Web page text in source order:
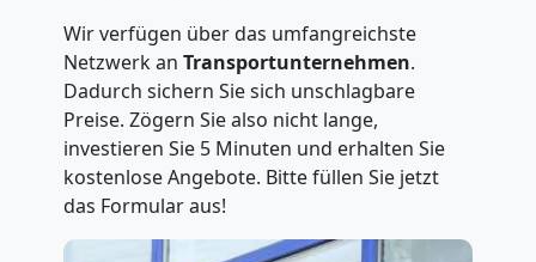
Wir verfügen über das umfangreichste
Netzwerk an Transportunternehmen.
Dadurch sichern Sie sich unschlagbare
Preise. Zögern Sie also nicht lange,
investieren Sie 5 Minuten und erhalten Sie
kostenlose Angebote. Bitte füllen Sie jetzt
das Formular aus!